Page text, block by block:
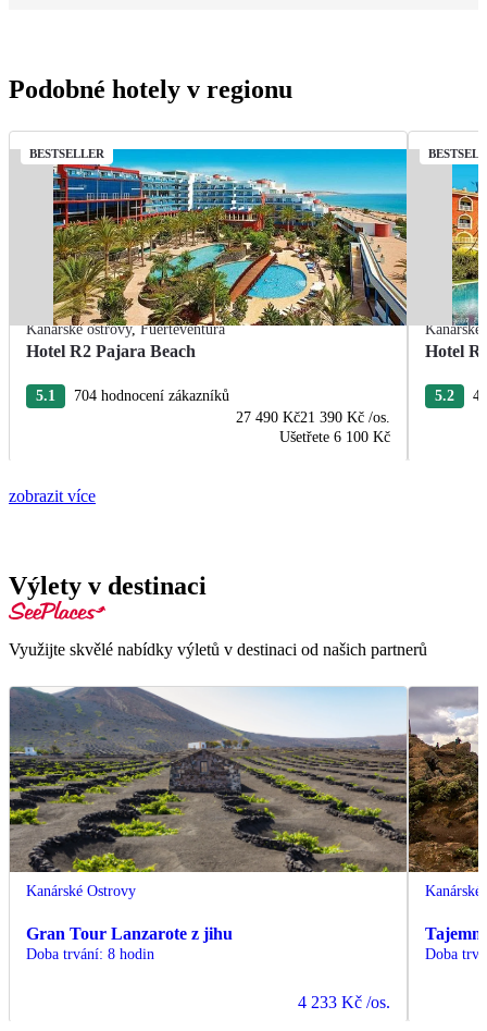
Podobné hotely v regionu
BESTSELLER
Kanárské ostrovy,Fuerteventura
Hotel R2 Pajara Beach
5.1
704 hodnocení zákazníků
27 490 Kč21 390 Kč /os.
Ušetřete 6 100 Kč
Kanárské
Hotel
5.2
zobrazit více
Výlety v destinaci
Využijte skvělé nabídky výletů v destinaci od našich partnerů
Kanárské Ostrovy
Gran Tour Lanzarote z jihu
Doba trvání: 8 hodin
4 233 Kč /os.
Doba